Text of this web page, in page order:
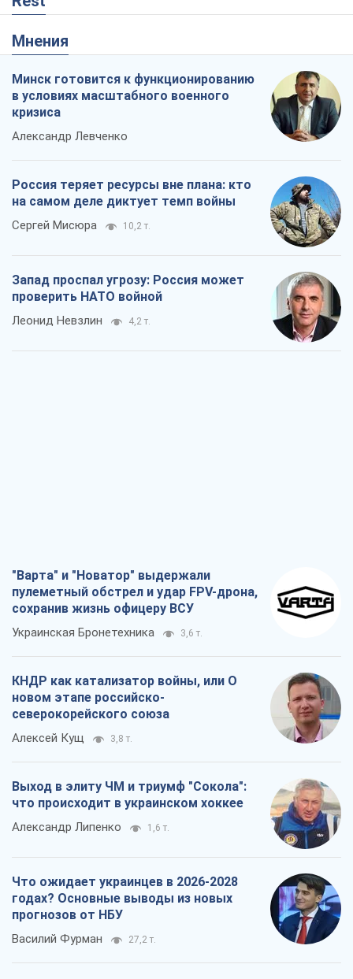
Мнения
Минск готовится к функционированию
в условиях масштабного военного
кризиса
Александр Левченко
Россия теряет ресурсы вне плана: кто
на самом деле диктует темп войны
Сергей Мисюра 10,2 т.
Запад проспал угрозу: Россия может
проверить НАТО войной
Леонид Невзлин 4,2 т.
"Варта" и "Новатор" выдержали
пулеметный обстрел и удар FPV-дрона,
сохранив жизнь офицеру ВСУ
Украинская Бронетехника 3,6 т.
КНДР как катализатор войны, или О
новом этапе российско-
северокорейского союза
Алексей Кущ 3,8 т.
Выход в элиту ЧМ и триумф "Сокола":
что происходит в украинском хоккее
Александр Липенко 1,6 т.
Что ожидает украинцев в 2026-2028
годах? Основные выводы из новых
прогнозов от НБУ
Василий Фурман 27,2 т.